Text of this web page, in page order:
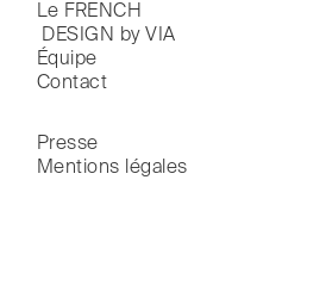
Le FRENCH
DESIGN by VIA
Équipe
Contact
Presse
Mentions légales